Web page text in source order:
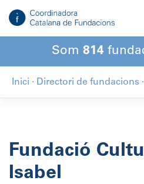
contingut
Som 814
Inici · Directori de fundacions ·
Fundació
Isabel